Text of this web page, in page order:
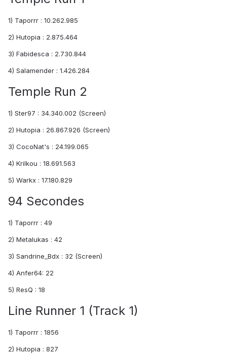
1) Taporrr : 10.262.985
2) Hutopia : 2.875.464
3) Fabidesca : 2.730.844
4) Salamender : 1.426.284
Temple Run 2
1) Ster97 : 34.340.002 (Screen)
2) Hutopia : 26.867.926 (Screen)
3) CocoNat's : 24.199.065
4) Krilkou : 18.691.563
5) Warkx : 17.180.829
94 Secondes
1) Taporrr : 49
2) Metalukas : 42
3) Sandrine_Bdx : 32 (Screen)
4) Anfer64: 22
5) ResQ : 18
Line Runner 1 (Track 1)
1) Taporrr : 1856
2) Hutopia : 827